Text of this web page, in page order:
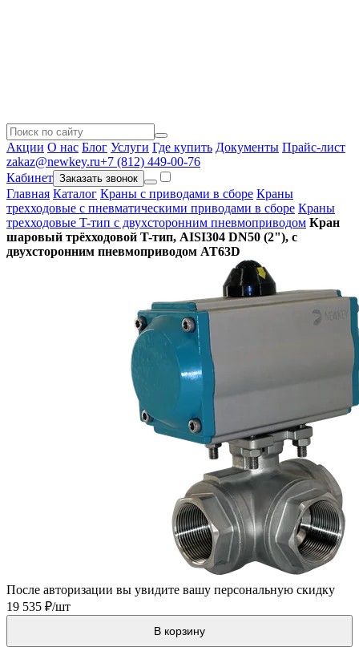
Акции О нас Блог Услуги Где купить Документы Прайс-лист
zakaz@newkey.ru+7 (812) 449-00-76
Кабинет Заказать звонок
Главная Каталог Краны с приводами в сборе Краны
трехходовые с пневматическими приводами в сборе Краны
трехходовые T-тип с двухсторонним пневмоприводом Кран
шаровый трёхходовой T-тип, AISI304 DN50 (2"), с
двухсторонним пневмоприводом AT63D
После авторизации вы увидите вашу персональную скидку
19 535 ₽/шт
В корзину